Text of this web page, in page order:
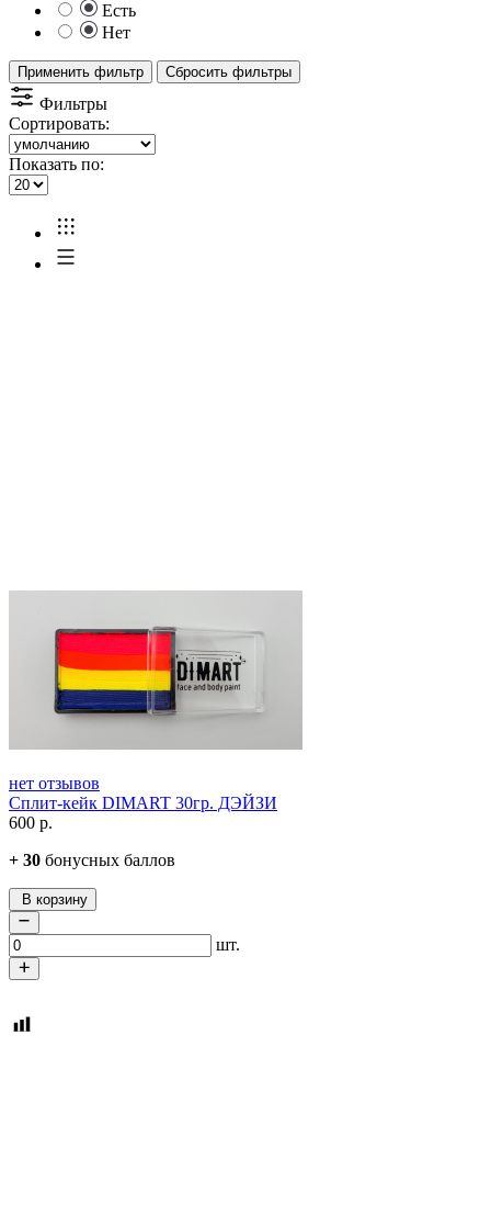
Есть
Нет
Применить фильтр Сбросить фильтры
Фильтры
Сортировать:
Показать по:
нет отзывов
Сплит-кейк DIMART 30гр. ДЭЙЗИ
600 р.
+ 30 бонусных баллов
В корзину
шт.